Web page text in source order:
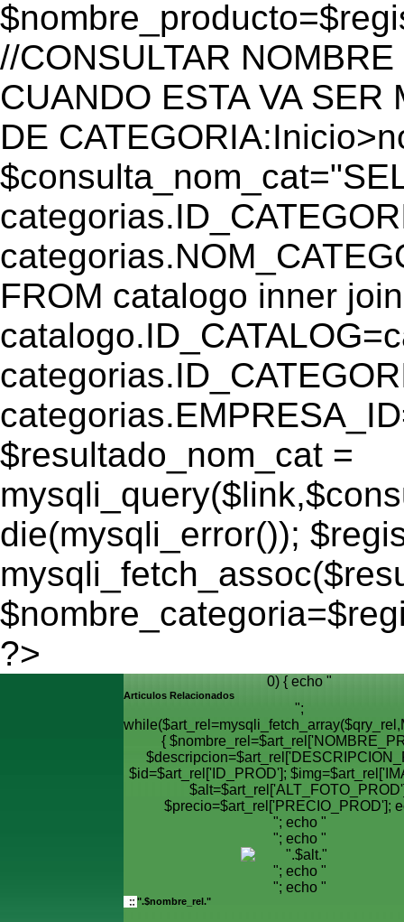
//CONSULTAR
CUANDO ESTA VA
DE
FROM catalogo inner
$resultado_nom_cat =
die(mysqli_error());
?>
0) { echo "
Articulos Relacionados
";
{
$id=$art_rel['ID_PROD'];
$precio=$art_rel['PRECIO_PROD'];
"; echo "
"; echo "
"; echo "
"; echo "
".$nombre_rel."